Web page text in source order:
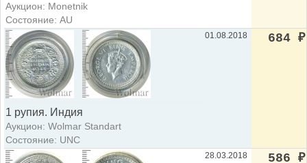
Аукцион: Monetnik
Состояние: AU
1 рупия. Индия
Аукцион: Wolmar Standart
Состояние: UNC
01.08.2018 684 ₽
28.03.2018 586 ₽